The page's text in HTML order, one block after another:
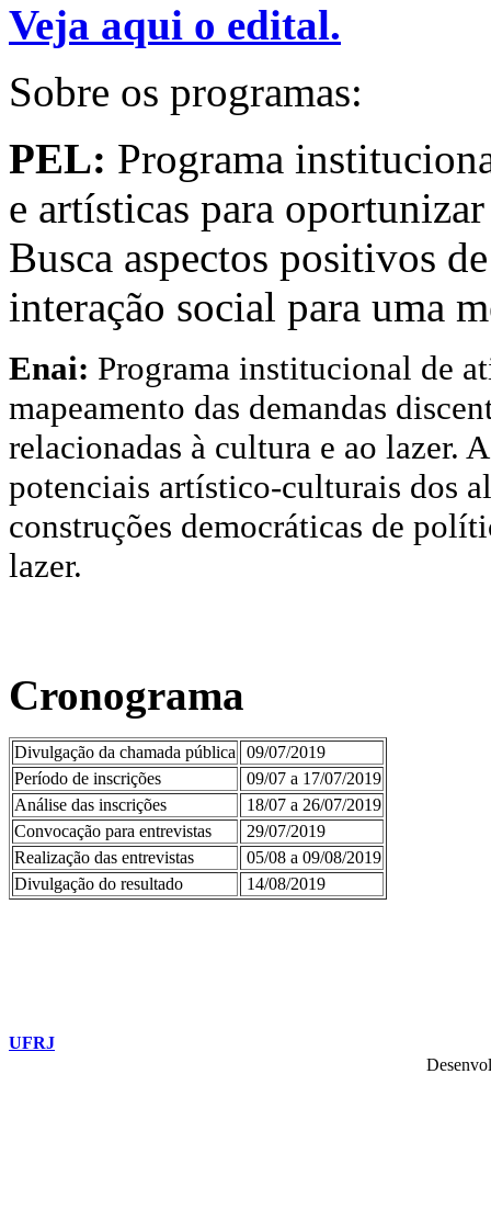
Veja aqui o edital.
Sobre os programas:
PEL: Programa
e artísticas para
Busca aspectos positivos
interação social para uma
Enai: Programa institucional de
mapeamento das demandas
relacionadas à cultura e ao lazer.
potenciais artístico-culturais dos
construções democráticas de
lazer.
Cronograma
Divulgação da chamada pública
09/07/2019
Período de inscrições
09/07 a 17/07/2019
Análise das inscrições
18/07 a 26/07/2019
Convocação para entrevistas
29/07/2019
Realização das entrevistas
05/08 a 09/08/2019
Divulgação do resultado
14/08/2019
UFRJ